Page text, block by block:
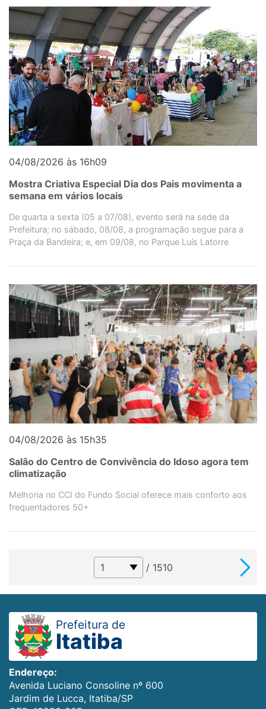
04/08/2026 às 16h09
Mostra Criativa Especial Dia dos Pais movimenta a
semana em vários locais
De quarta a sexta (05 a 07/08), evento será na sede da
Prefeitura; no sábado, 08/08, a programação segue para a
Praça da Bandeira; e, em 09/08, no Parque Luís Latorre
04/08/2026 às 15h35
Salão do Centro de Convivência do Idoso agora tem
climatização
Melhoria no CCI do Fundo Social oferece mais conforto aos
frequentadores 50+
/ 1510
Prefeitura de
Itatiba
Endereço:
Avenida Luciano Consoline nº 600
Jardim de Lucca, Itatiba/SP